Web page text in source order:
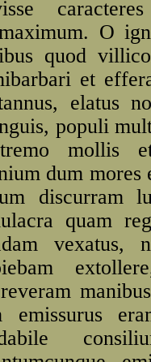
O
quod
et
elatus
populi
mollis
dum mores
discurram
quam
vexatus,
emissurus